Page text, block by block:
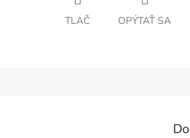
TLAČ OPÝTAŤ SA